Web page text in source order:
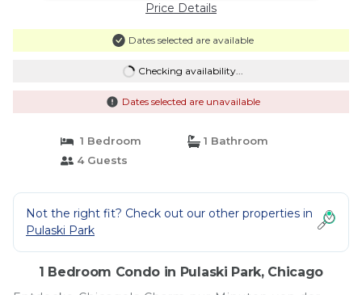
Price Details
Dates selected are available
Checking availability...
Dates selected are unavailable
1 Bedroom
1 Bathroom
4 Guests
Not the right fit? Check out our other properties in
Pulaski Park
1 Bedroom Condo in Pulaski Park, Chicago